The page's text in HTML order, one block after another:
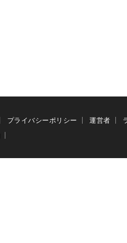
プライバシーポリシー 運営者